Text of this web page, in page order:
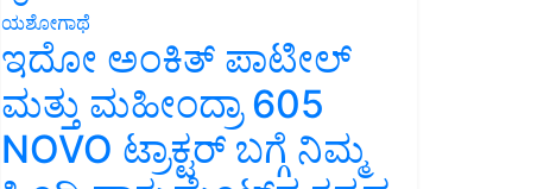
ಯಶೋಗಾಥೆ
ಇದೋ ಅಂಕಿತ್ ಪಾಟೀಲ್
ಮತ್ತು ಮಹೀಂದ್ರಾ 605
NOVO ಟ್ರಾಕ್ಟರ್ ಬಗ್ಗೆ ನಿಮ್ಮ